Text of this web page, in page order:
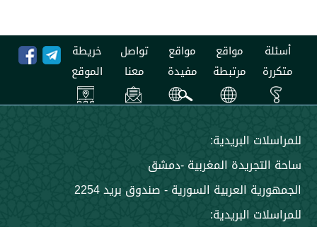
مواقع
مرتبطة
مواقع
مفيدة
تواصل
معنا
خريطة
الموقع
البريدية:
المغربية -دمشق
العربية السورية - صندوق بريد 2254
البريدية: